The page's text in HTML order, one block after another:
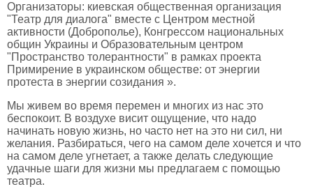
Организаторы: киевская общественная организация
"Театр для диалога" вместе с Центром местной
активности (Доброполье), Конгрессом национальных
общин Украины и Образовательным центром
"Пространство толерантности" в рамках проекта
Примирение в украинском обществе: от энергии
протеста в энергии созидания ».
Мы живем во время перемен и многих из нас это
беспокоит. В воздухе висит ощущение, что надо
начинать новую жизнь, но часто нет на это ни сил, ни
желания. Разбираться, чего на самом деле хочется и что
на самом деле угнетает, а также делать следующие
удачные шаги для жизни мы предлагаем с помощью
театра.